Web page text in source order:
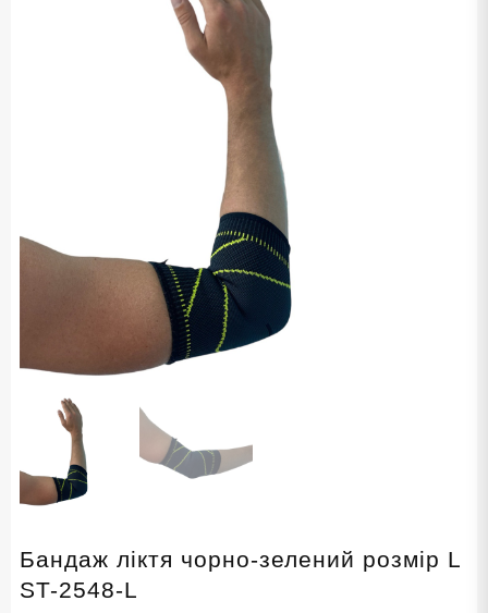
Бандаж ліктя чорно-зелений розмір L
ST-2548-L